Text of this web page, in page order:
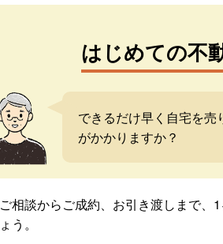
はじめての不
できるだけ早く自宅を
がかかりますか？
ご相談からご成約、お引き渡しまで、
ょう。